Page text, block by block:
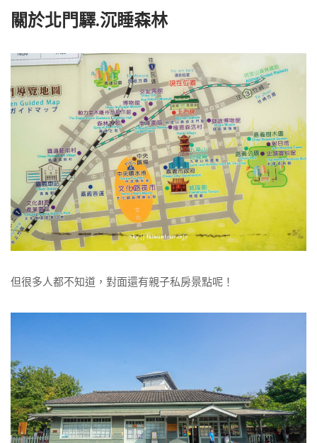
關於北門驛.沉睡森林
但很多人都不知道，對面還有親子私房景點呢！